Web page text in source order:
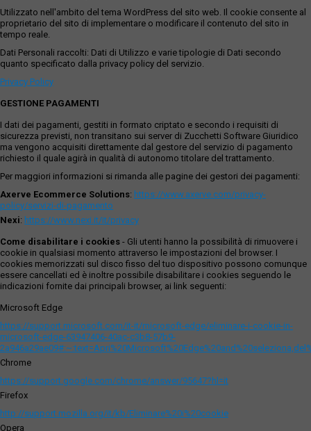
Utilizzato nell'ambito del tema WordPress del sito web. Il cookie consente al
proprietario del sito di implementare o modificare il contenuto del sito in
tempo reale.
Dati Personali raccolti: Dati di Utilizzo e varie tipologie di Dati secondo
quanto specificato dalla privacy policy del servizio.
Privacy Policy
GESTIONE PAGAMENTI
I dati dei pagamenti, gestiti in formato criptato e secondo i requisiti di
sicurezza previsti, non transitano sui server di Zucchetti Software Giuridico
ma vengono acquisiti direttamente dal gestore del servizio di pagamento
richiesto il quale agirà in qualità di autonomo titolare del trattamento.
Per maggiori informazioni si rimanda alle pagine dei gestori dei pagamenti:
Axerve Ecommerce Solutions: https://www.axerve.com/privacy-
policy/servizi-di-pagamento
Nexi: https://www.nexi.it/it/privacy
Come disabilitare i cookies - Gli utenti hanno la possibilità di rimuovere i
cookie in qualsiasi momento attraverso le impostazioni del browser. I
cookies memorizzati sul disco fisso del tuo dispositivo possono comunque
essere cancellati ed è inoltre possibile disabilitare i cookies seguendo le
indicazioni fornite dai principali browser, ai link seguenti:
Microsoft Edge
https://support.microsoft.com/it-it/microsoft-edge/eliminare-i-cookie-in-
microsoft-edge-63947406-40ac-c3b8-57b9-
Chrome
https://support.google.com/chrome/answer/95647?hl=it
Firefox
http://support.mozilla.org/it/kb/Eliminare%20i%20cookie
Opera